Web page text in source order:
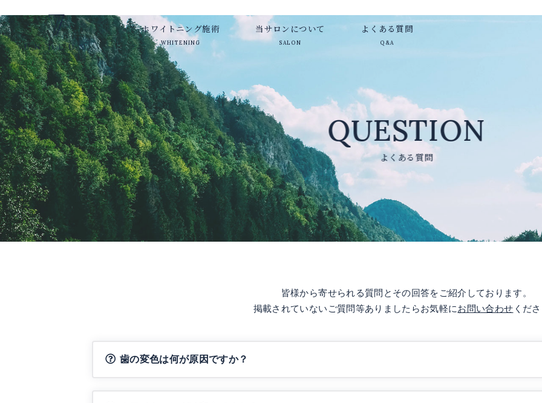
ホワイトニング施術 当サロンについて よくある質問
よくある質問
皆様から寄せられる質問とその回答をご紹介しております。
掲載されていないご質問等ありましたらお気軽にお問い合わせ くだ
歯の変色は何が原因ですか？